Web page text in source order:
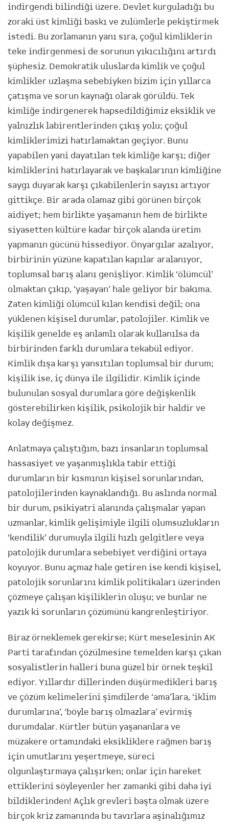
indirgendi bilindiği üzere. Devlet kurguladığı bu
zoraki üst kimliği baskı ve zulümlerle pekiştirmek
istedi. Bu zorlamanın yanı sıra, çoğul kimliklerin
teke indirgenmesi de sorunun yıkıcılığını artırdı
şüphesiz. Demokratik uluslarda kimlik ve çoğul
kimlikler uzlaşma sebebiyken bizim için yıllarca
çatışma ve sorun kaynağı olarak görüldü. Tek
kimliğe indirgenerek hapsedildiğimiz eksiklik ve
yalnızlık labirentlerinden çıkış yolu; çoğul
kimliklerimizi hatırlamaktan geçiyor. Bunu
yapabilen yani dayatılan tek kimliğe karşı; diğer
kimliklerini hatırlayarak ve başkalarının kimliğine
saygı duyarak karşı çıkabilenlerin sayısı artıyor
gittikçe. Bir arada olamaz gibi görünen birçok
aidiyet; hem birlikte yaşamanın hem de birlikte
siyasetten kültüre kadar birçok alanda üretim
yapmanın gücünü hissediyor. Önyargılar azalıyor,
birbirinin yüzüne kapatılan kapılar aralanıyor,
toplumsal barış alanı genişliyor. Kimlik ‘ölümcül’
olmaktan çıkıp, ‘yaşayan’ hale geliyor bir bakıma.
Zaten kimliği ölümcül kılan kendisi değil; ona
yüklenen kişisel durumlar, patolojiler. Kimlik ve
kişilik genelde eş anlamlı olarak kullanılsa da
birbirinden farklı durumlara tekabül ediyor.
Kimlik dışa karşı yansıtılan toplumsal bir durum;
kişilik ise, iç dünya ile ilgilidir. Kimlik içinde
bulunulan sosyal durumlara göre değişkenlik
gösterebilirken kişilik, psikolojik bir haldir ve
kolay değişmez.
Anlatmaya çalıştığım, bazı insanların toplumsal
hassasiyet ve yaşanmışlıkla tabir ettiği
durumların bir kısmının kişisel sorunlarından,
patolojilerinden kaynaklandığı. Bu aslında normal
bir durum, psikiyatri alanında çalışmalar yapan
uzmanlar, kimlik gelişimiyle ilgili olumsuzlukların
‘kendilik’ durumuyla ilgili hızlı gelgitlere veya
patolojik durumlara sebebiyet verdiğini ortaya
koyuyor. Bunu açmaz hale getiren ise kendi kişisel,
patolojik sorunlarını kimlik politikaları üzerinden
çözmeye çalışan kişiliklerin oluşu; ve bunlar ne
yazık ki sorunların çözümünü kangrenleştiriyor.
Biraz örneklemek gerekirse; Kürt meselesinin AK
Parti tarafından çözülmesine temelden karşı çıkan
sosyalistlerin halleri buna güzel bir örnek teşkil
ediyor. Yıllardır dillerinden düşürmedikleri barış
ve çözüm kelimelerini şimdilerde ‘ama’lara, ‘iklim
durumlarına’, ‘böyle barış olmazlara’ evirmiş
durumdalar. Kürtler bütün yaşananlara ve
müzakere ortamındaki eksikliklere rağmen barış
için umutlarını yeşertmeye, süreci
olgunlaştırmaya çalışırken; onlar için hareket
ettiklerini söyleyenler her zamanki gibi daha iyi
bildiklerinden! Açlık grevleri başta olmak üzere
birçok kriz zamanında bu tavırlara aşinalığımız